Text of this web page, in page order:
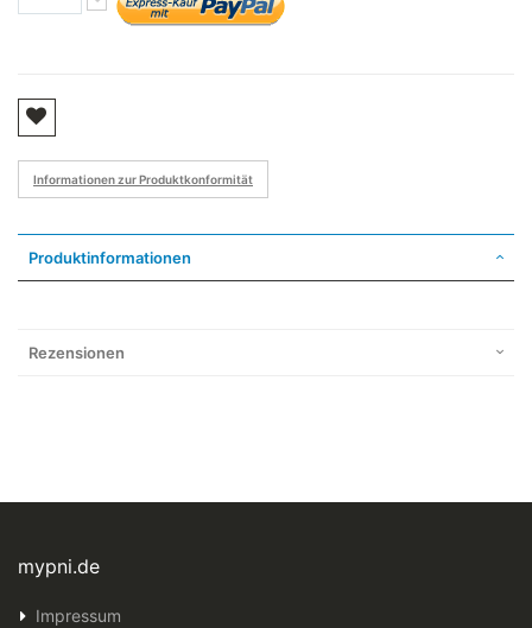
Informationen zur Produktkonformität
Produktinformationen
Rezensionen
mypni.de
Impressum